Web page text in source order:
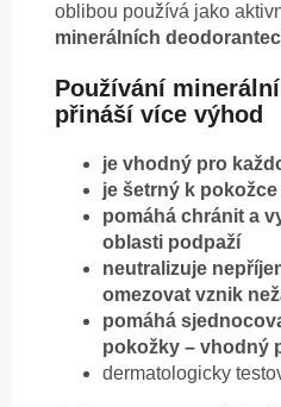
oblibou používá jako
minerálních
Používání
přináší více výhod
je vhodný pro
je šetrný k
pomáhá chránit a
oblasti podpaží
neutralizuje
omezovat vznik
pomáhá
pokožky – vhodný
dermatologicky